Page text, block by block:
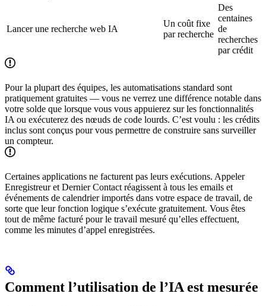
Lancer une recherche web IA
Un coût fixe
par recherche
Des
centaines
de
recherches
par crédit
Pour la plupart des équipes, les automatisations standard sont
pratiquement gratuites — vous ne verrez une différence notable dans
votre solde que lorsque vous vous appuierez sur les fonctionnalités
IA ou exécuterez des nœuds de code lourds. C’est voulu : les crédits
inclus sont conçus pour vous permettre de construire sans surveiller
un compteur.
Certaines applications ne facturent pas leurs exécutions. Appeler
Enregistreur et Dernier Contact réagissent à tous les emails et
événements de calendrier importés dans votre espace de travail, de
sorte que leur fonction logique s’exécute gratuitement. Vous êtes
tout de même facturé pour le travail mesuré qu’elles effectuent,
comme les minutes d’appel enregistrées.
Comment l’utilisation de l’IA est mesurée